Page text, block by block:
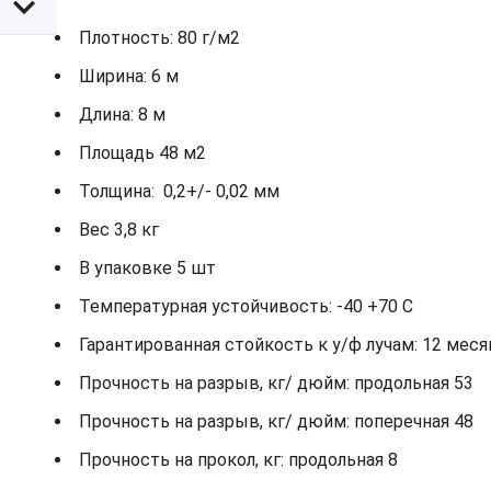
Плотность: 80 г/м2
Ширина: 6 м
Длина: 8 м
Площадь 48 м2
Толщина: 0,2+/- 0,02 мм
Вес 3,8 кг
В упаковке 5 шт
Температурная устойчивость: -40 +70 С
Гарантированная стойкость к у/ф лучам: 12
Прочность на разрыв, кг/ дюйм: продольная 53
Прочность на разрыв, кг/ дюйм: поперечная 48
Прочность на прокол, кг: продольная 8